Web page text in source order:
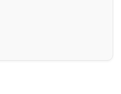
Stadtteil in Ahlen:
Schulen,
Mietpreise.